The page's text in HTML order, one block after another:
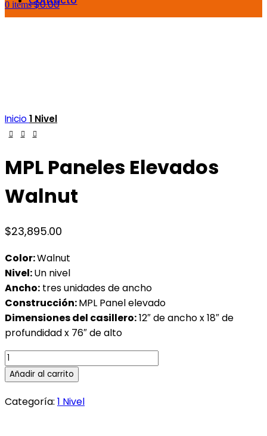
0 items $0.00
Inicio 1 Nivel
MPL Paneles Elevados
Walnut
$23,895.00
Color:Walnut
Nivel:Un nivel
Ancho: tres unidades de ancho
Construcción:MPL Panel elevado
Dimensiones del casillero:12″ de ancho x 18″ de
profundidad x 76″ de alto
MPL
Paneles
Elevados
Walnut
Añadir al carrito
Categoría: 1 Nivel